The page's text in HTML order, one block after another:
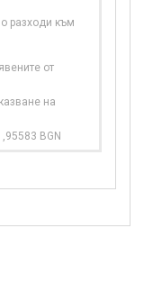
разходи към
от
на
BGN